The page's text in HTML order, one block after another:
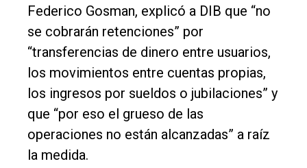
Federico Gosman, explicó a DIB que “no
se cobrarán retenciones” por
“transferencias de dinero entre usuarios,
los movimientos entre cuentas propias,
los ingresos por sueldos o jubilaciones” y
que “por eso el grueso de las
operaciones no están alcanzadas” a raíz
la medida.